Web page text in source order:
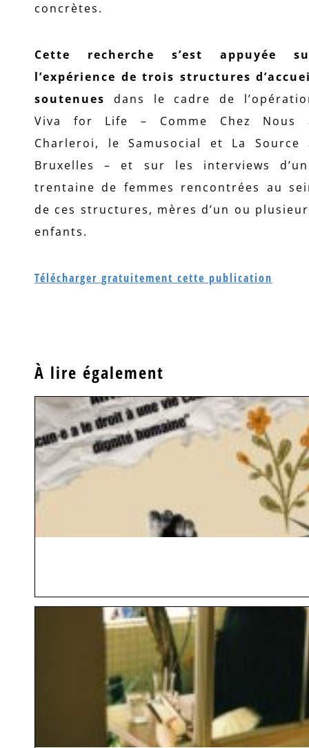
concrètes.
Cette recherche s’est appuyée
l’expérience de trois structures
soutenues dans le cadre de
Viva for Life – Comme Chez Nous
Charleroi, le Samusocial et La Source
Bruxelles – et sur les interviews
trentaine de femmes rencontrées au
de ces structures, mères d’un ou
enfants.
Télécharger gratuitement cette publication
À lire également